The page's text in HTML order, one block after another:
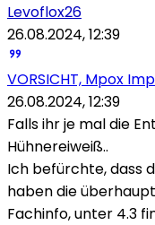
Levoflox26
26.08.2024, 12:39
VORSICHT, Mpox
26.08.2024, 12:39
Falls ihr je mal die
Hühnereiweiß..
Ich befürchte, dass
haben die
Fachinfo, unter 4.3